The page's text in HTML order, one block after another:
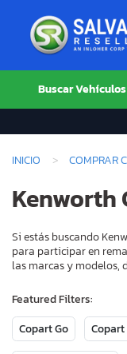
Buscar Vehículos
INICIO COMPRAR
Kenworth
Si estás buscando
para participar en
las marcas y modelos,
Featured Filters:
Copart Go